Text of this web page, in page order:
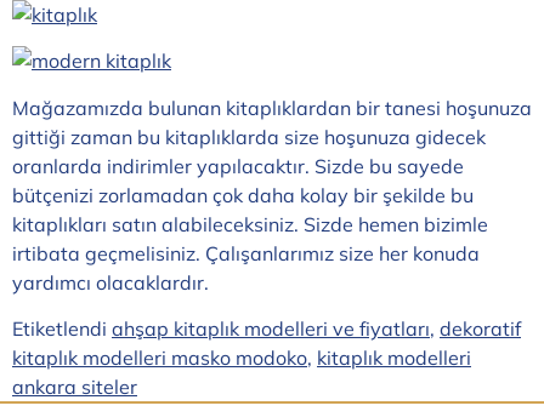
Mağazamızda bulunan kitaplıklardan bir tanesi hoşunuza
gittiği zaman bu kitaplıklarda size hoşunuza gidecek
oranlarda indirimler yapılacaktır. Sizde bu sayede
bütçenizi zorlamadan çok daha kolay bir şekilde bu
kitaplıkları satın alabileceksiniz. Sizde hemen bizimle
irtibata geçmelisiniz. Çalışanlarımız size her konuda
yardımcı olacaklardır.
Etiketlendi ahşap kitaplık modelleri ve fiyatları, dekoratif
kitaplık modelleri masko modoko, kitaplık modelleri
ankara siteler